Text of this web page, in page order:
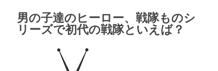
男の子達のヒーロー、戦隊ものシ
リーズで初代の戦隊といえば？